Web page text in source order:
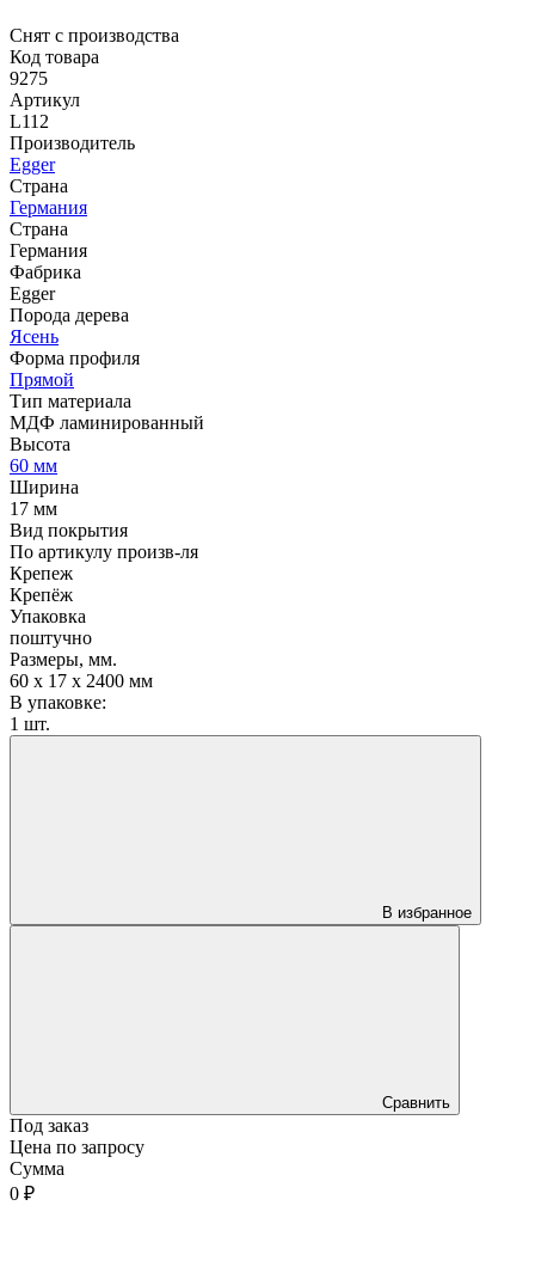
Снят с производства
Код товара
9275
Артикул
L112
Производитель
Egger
Страна
Германия
Страна
Германия
Фабрика
Egger
Порода дерева
Ясень
Форма профиля
Прямой
Тип материала
МДФ ламинированный
Высота
60 мм
Ширина
17 мм
Вид покрытия
По артикулу произв-ля
Крепеж
Крепёж
Упаковка
поштучно
Размеры, мм.
60 х 17 х 2400 мм
В упаковке:
1 шт.
В избранное
Сравнить
Под заказ
Цена по запросу
Сумма
0 ₽